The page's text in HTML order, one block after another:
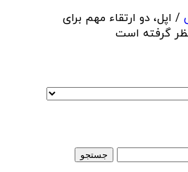
/ اپل، دو ارتقاء مهم برای